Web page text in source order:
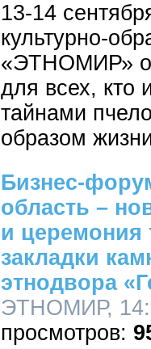
13-14
культурно-
«ЭТНОМИР»
для всех, кто
тайнами
образом
Бизнес-
область –
и церемония
закладки
этнодвора
ЭТНОМИР,